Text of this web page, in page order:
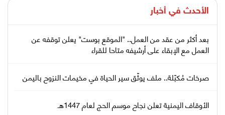
الأحدث في أخبار
بعد أكثر من عقد من العمل.. "الموقع بوست" يعلن توقفه عن
العمل مع الإبقاء على أرشيفه متاحا للقراء
صرخات مُكبّلة.. ملف يوثّق سير الحياة في مخيمات النزوح باليمن
الأوقاف اليمنية تعلن نجاح موسم الحج لعام 1447هـ